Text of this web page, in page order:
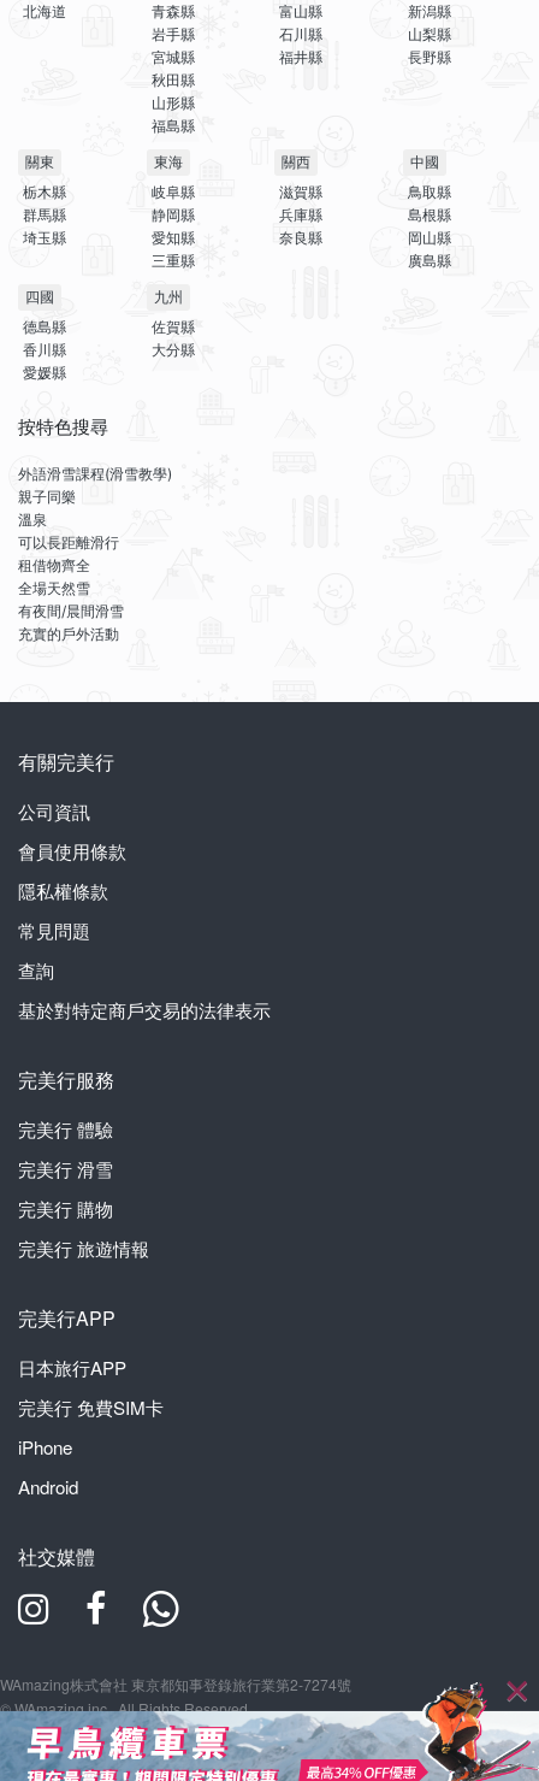
北海道
青森縣
岩手縣
宮城縣
秋田縣
山形縣
福島縣
富山縣
石川縣
福井縣
新潟縣
山梨縣
長野縣
關東
栃木縣
群馬縣
埼玉縣
東海
岐阜縣
静岡縣
愛知縣
三重縣
關西
滋賀縣
兵庫縣
奈良縣
中國
鳥取縣
島根縣
岡山縣
廣島縣
四國
德島縣
香川縣
愛媛縣
九州
佐賀縣
大分縣
按特色搜尋
外語滑雪課程(滑雪教學)
親子同樂
溫泉
可以長距離滑行
租借物齊全
全場天然雪
有夜間/晨間滑雪
充實的戶外活動
有關完美行
公司資訊
會員使用條款
隱私權條款
常見問題
查詢
基於對特定商戶交易的法律表示
完美行服務
完美行體驗
完美行滑雪
完美行購物
完美行旅遊情報
完美行APP
日本旅行APP
完美行免費SIM卡
iPhone
Android
社交媒體
WAmazing株式會社 東京都知事登錄旅行業第2-7274號
© WAmazing inc., All Rights Reserved.